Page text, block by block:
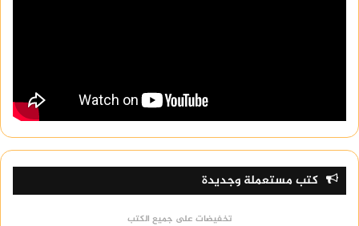
كتب مستعملة وجديدة
تخفيضات على جميع الكتب